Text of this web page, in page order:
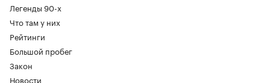
Легенды 90-х
Что там у них
Рейтинги
Большой пробег
Закон
Новости